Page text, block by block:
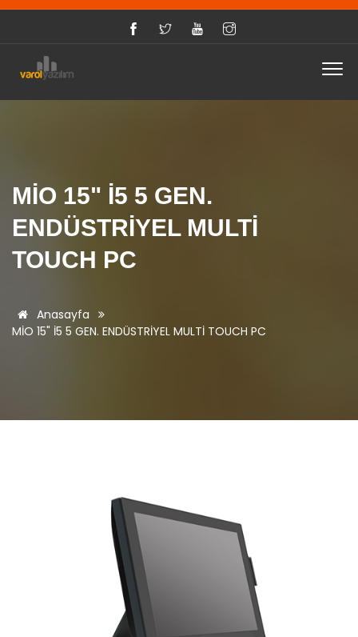
MİO 15" İ5 5 GEN.
ENDÜSTRİYEL MULTİ
TOUCH PC
Anasayfa
MİO 15" İ5 5 GEN. ENDÜSTRİYEL MULTİ TOUCH PC